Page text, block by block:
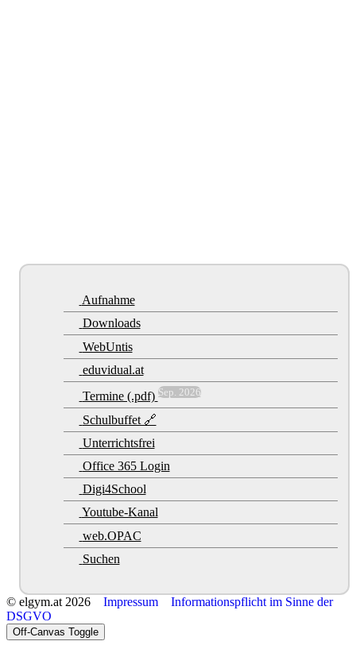
Aufnahme
Downloads
WebUntis
eduvidual.at
Termine (.pdf) Sep. 2026
Schulbuffet 🔗
Unterrichtsfrei
Office 365 Login
Digi4School
Youtube-Kanal
web.OPAC
Suchen
© elgym.at 2026 Impressum
Informationspflicht im Sinne der
DSGVO
Off-Canvas Toggle